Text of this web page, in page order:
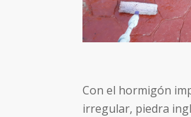
Con el hormigón
irregular, piedra